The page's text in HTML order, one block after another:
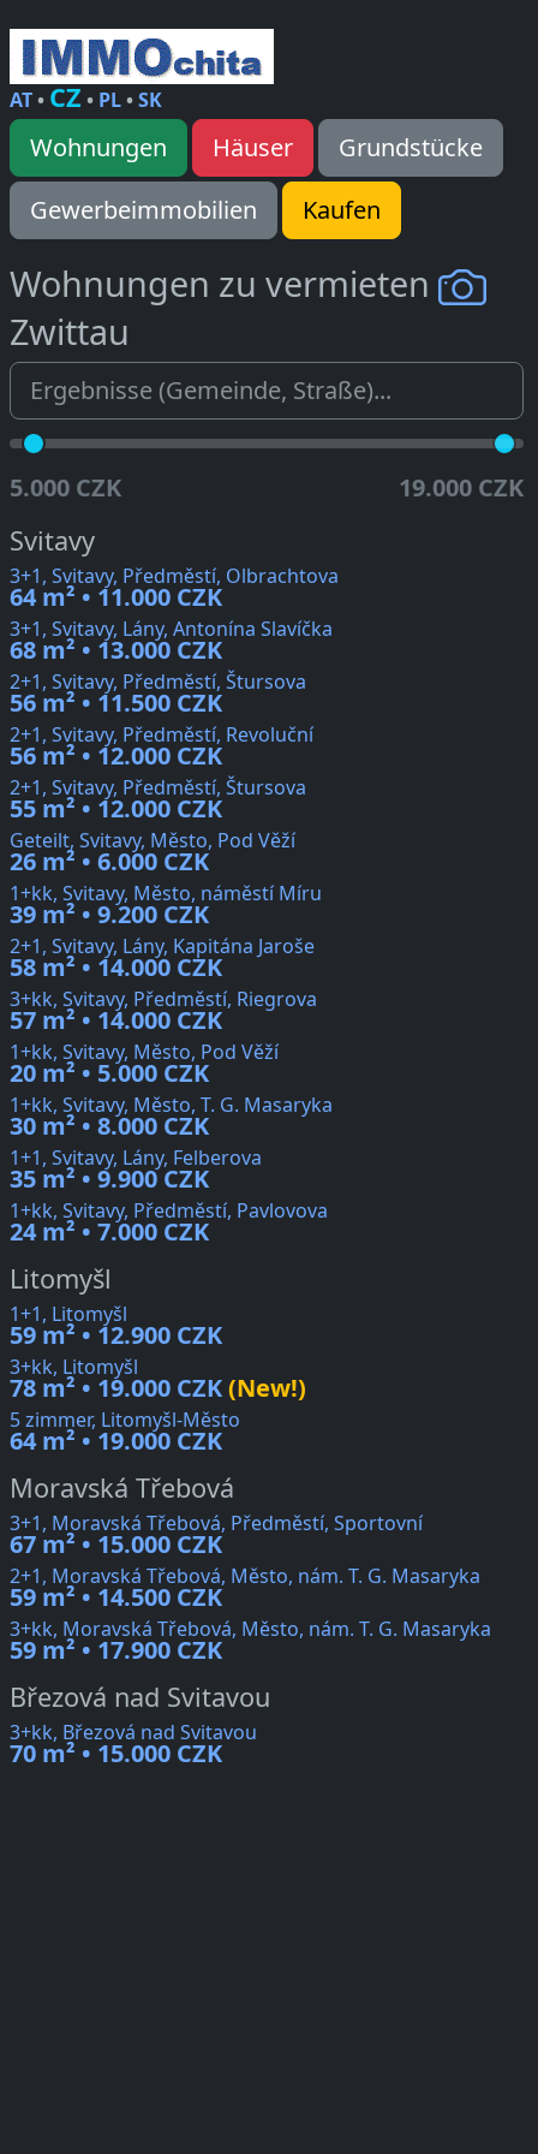
AT• CZ • PL•SK
Wohnungen Häuser
Grundstücke
Gewerbeimmobilien
Kaufen
Wohnungen zu vermieten
Zwittau
5.000 CZK 19.000 CZK
Svitavy
3+1, Svitavy, Předměstí, Olbrachtova
64 m² • 11.000 CZK
3+1, Svitavy, Lány, Antonína Slavíčka
68 m² • 13.000 CZK
2+1, Svitavy, Předměstí, Štursova
56 m² • 11.500 CZK
2+1, Svitavy, Předměstí, Revoluční
56 m² • 12.000 CZK
2+1, Svitavy, Předměstí, Štursova
55 m² • 12.000 CZK
Geteilt, Svitavy, Město, Pod Věží
26 m² • 6.000 CZK
1+kk, Svitavy, Město, náměstí Míru
39 m² • 9.200 CZK
2+1, Svitavy, Lány, Kapitána Jaroše
58 m² • 14.000 CZK
3+kk, Svitavy, Předměstí, Riegrova
57 m² • 14.000 CZK
1+kk, Svitavy, Město, Pod Věží
20 m² • 5.000 CZK
1+kk, Svitavy, Město, T. G. Masaryka
30 m² • 8.000 CZK
1+1, Svitavy, Lány, Felberova
35 m² • 9.900 CZK
1+kk, Svitavy, Předměstí, Pavlovova
24 m² • 7.000 CZK
Litomyšl
1+1, Litomyšl
59 m² • 12.900 CZK
3+kk, Litomyšl
78 m² • 19.000 CZK(New!)
5 zimmer, Litomyšl-Město
64 m² • 19.000 CZK
Moravská Třebová
3+1, Moravská Třebová, Předměstí, Sportovní
67 m² • 15.000 CZK
2+1, Moravská Třebová, Město, nám. T. G. Masaryka
59 m² • 14.500 CZK
3+kk, Moravská Třebová, Město, nám. T. G. Masaryka
59 m² • 17.900 CZK
Březová nad Svitavou
3+kk, Březová nad Svitavou
70 m² • 15.000 CZK